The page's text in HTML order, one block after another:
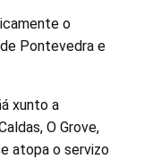
o
Pontevedra e
xunto a
O Grove,
atopa o servizo